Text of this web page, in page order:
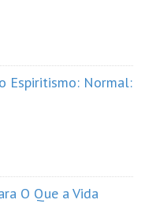
Espiritismo: Normal:
O Que a Vida